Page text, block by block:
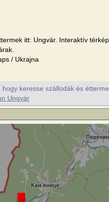
itt: Ungvár. Interaktív
/ Ukrajna
keresse szállodák és
Ungvár